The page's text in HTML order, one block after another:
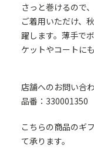
さっと巻けるので
ご着用いただけ、
躍します。薄手で
ケットやコートに
店舗へのお問い合
品番：330001350
こちらの商品のギ
て承ります。